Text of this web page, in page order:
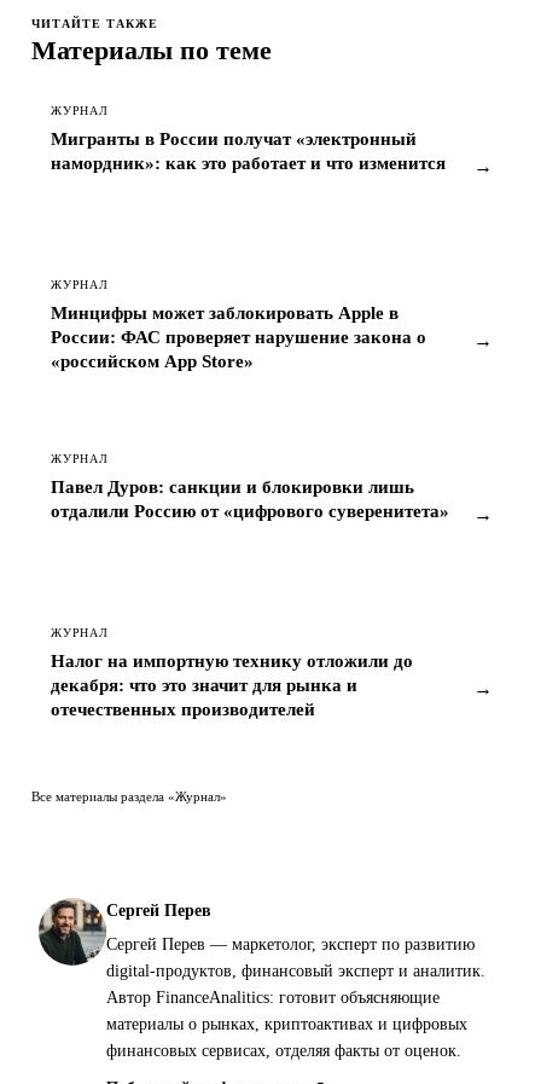
Материалы по теме
Мигранты в России получат «электронный
намордник»: как это работает и что изменится
Минцифры может заблокировать Apple в
России: ФАС проверяет нарушение закона о
«российском App Store»
Павел Дуров: санкции и блокировки лишь
отдалили Россию от «цифрового суверенитета»
Налог на импортную технику отложили до
декабря: что это значит для рынка и
отечественных производителей
Сергей Перев — маркетолог, эксперт по развитию
digital-продуктов, финансовый эксперт и аналитик.
Автор FinanceAnalitics: готовит объясняющие
материалы о рынках, криптоактивах и цифровых
финансовых сервисах, отделяя факты от оценок.
Публичный профиль автора ↗